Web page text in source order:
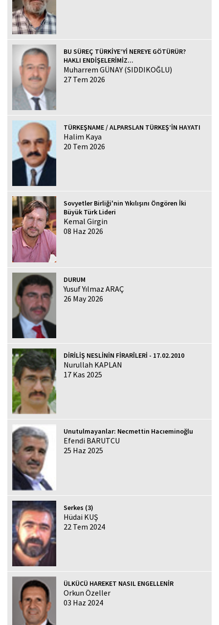
BU SÜREÇ TÜRKİYE’Yİ NEREYE GÖTÜRÜR?
HAKLI ENDİŞELERİMİZ...
Muharrem GÜNAY (SIDDIKOĞLU)
27 Tem 2026
TÜRKEŞNAME / ALPARSLAN TÜRKEŞ’İN HAYATI
Halim Kaya
20 Tem 2026
Sovyetler Birliği'nin Yıkılışını Öngören İki
Büyük Türk Lideri
Kemal Girgin
08 Haz 2026
DURUM
Yusuf Yılmaz ARAÇ
26 May 2026
DİRİLİŞ NESLİNİN FİRARÎLERİ - 17.02.2010
Nurullah KAPLAN
17 Kas 2025
Unutulmayanlar: Necmettin Hacıeminoğlu
Efendi BARUTCU
25 Haz 2025
Serkes (3)
Hüdai KUŞ
22 Tem 2024
ÜLKÜCÜ HAREKET NASIL ENGELLENİR
Orkun Özeller
03 Haz 2024